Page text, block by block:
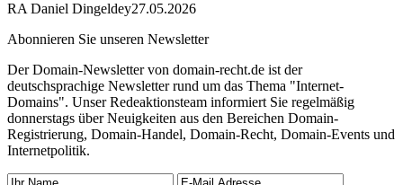
RA Daniel Dingeldey27.05.2026
Abonnieren Sie unseren Newsletter
Der Domain-Newsletter von domain-recht.de ist der
deutschsprachige Newsletter rund um das Thema "Internet-
Domains". Unser Redeaktionsteam informiert Sie regelmäßig
donnerstags über Neuigkeiten aus den Bereichen Domain-
Registrierung, Domain-Handel, Domain-Recht, Domain-Events und
Internetpolitik.